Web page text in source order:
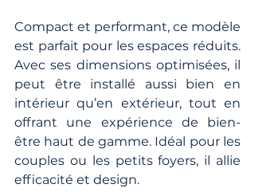
Compact et performant, ce modèle
est parfait pour les espaces réduits.
Avec ses dimensions optimisées, il
peut être installé aussi bien en
intérieur qu’en extérieur, tout en
offrant une expérience de bien-
être haut de gamme. Idéal pour les
couples ou les petits foyers, il allie
efficacité et design.